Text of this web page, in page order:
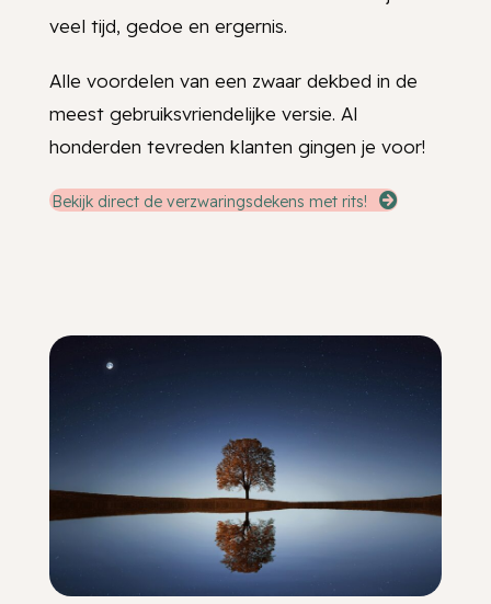
veel tijd, gedoe en ergernis.
Alle voordelen van een zwaar dekbed in de
meest gebruiksvriendelijke versie. Al
honderden tevreden klanten gingen je voor!
Bekijk direct de verzwaringsdekens met rits!